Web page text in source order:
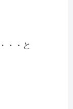
・・と